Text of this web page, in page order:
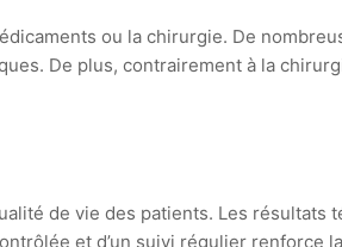
ou la chirurgie. De
De plus, contrairement à la
de vie des patients. Les résultats
et d’un suivi régulier renforce